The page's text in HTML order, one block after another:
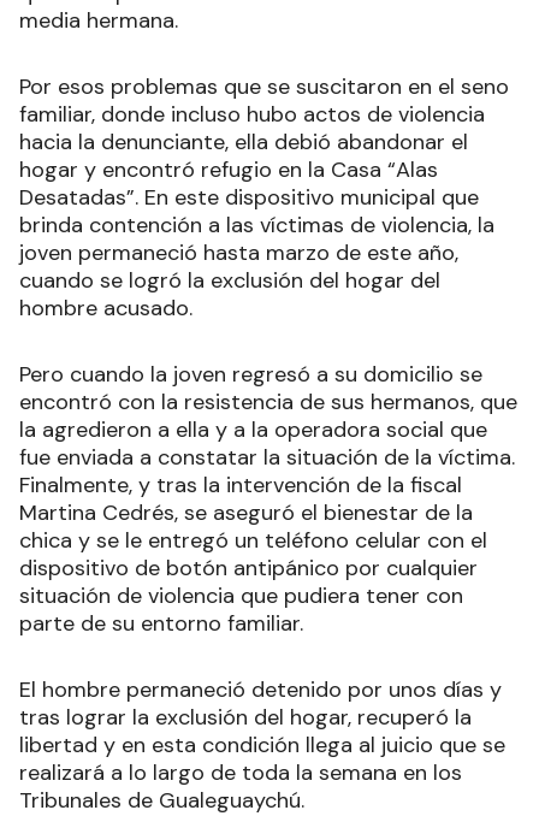
media hermana.
Por esos problemas que se suscitaron en el seno
familiar, donde incluso hubo actos de violencia
hacia la denunciante, ella debió abandonar el
hogar y encontró refugio en la Casa “Alas
Desatadas”. En este dispositivo municipal que
brinda contención a las víctimas de violencia, la
joven permaneció hasta marzo de este año,
cuando se logró la exclusión del hogar del
hombre acusado.
Pero cuando la joven regresó a su domicilio se
encontró con la resistencia de sus hermanos, que
la agredieron a ella y a la operadora social que
fue enviada a constatar la situación de la víctima.
Finalmente, y tras la intervención de la fiscal
Martina Cedrés, se aseguró el bienestar de la
chica y se le entregó un teléfono celular con el
dispositivo de botón antipánico por cualquier
situación de violencia que pudiera tener con
parte de su entorno familiar.
El hombre permaneció detenido por unos días y
tras lograr la exclusión del hogar, recuperó la
libertad y en esta condición llega al juicio que se
realizará a lo largo de toda la semana en los
Tribunales de Gualeguaychú.